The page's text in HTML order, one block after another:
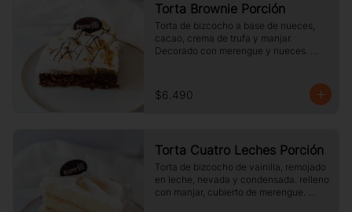
Torta Brownie Porción
Torta de bizcocho a base de nueces,
cacao, crema de trufa y manjar.
Decorado con merengue y nueces.
$6.490
Torta Cuatro Leches Porción
Torta de bizcocho de vainilla, remojado
en leche, nevada y condensada. relleno
con manjar, cubierto de merengue.